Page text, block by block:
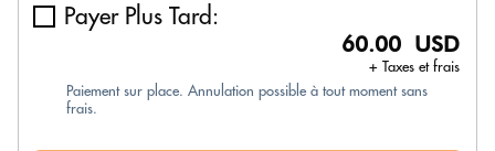
Payer Plus Tard:
60.00 USD
+ Taxes et frais
Paiement sur place. Annulation possible à tout moment sans
frais.